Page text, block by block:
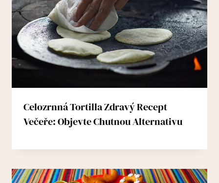
Celozrnná Tortilla Zdravý Recept
Večeře: Objevte Chutnou Alternativu